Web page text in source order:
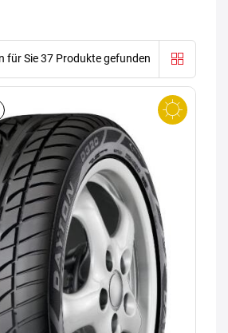
für Sie 37 Produkte gefunden